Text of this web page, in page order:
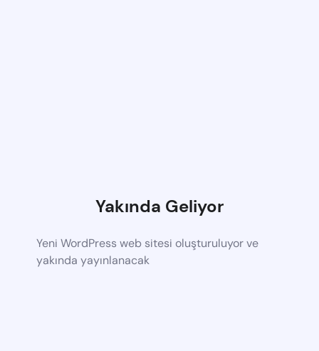
Yakında Geliyor
Yeni WordPress web sitesi oluşturuluyor ve
yakında yayınlanacak